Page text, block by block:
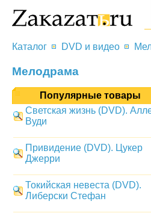
Каталог DVD и видео
Мелодрама
Популярные товары
Светская жизнь (DVD).
Вуди
Привидение (DVD). Цукер
Джерри
Токийская невеста (DVD).
Либерски Стефан